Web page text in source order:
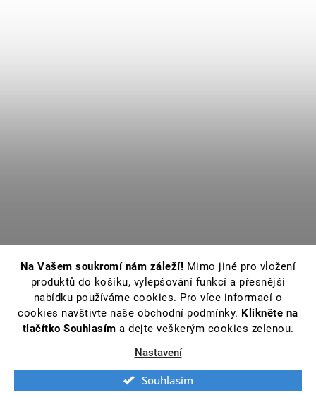
Na Vašem soukromí nám záleží! Mimo jiné pro vložení
produktů do košíku, vylepšování funkcí a přesnější
nabídku používáme cookies. Pro více informací o
cookies navštivte naše obchodní podmínky. Klikněte na
tlačítko Souhlasím a dejte veškerým cookies zelenou.
Nastavení
Souhlasím